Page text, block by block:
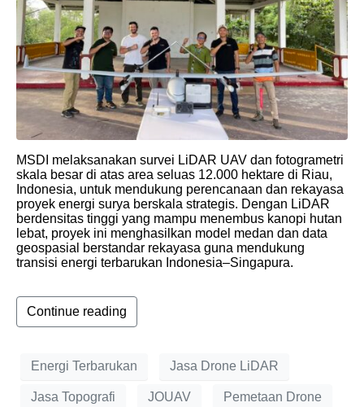
MSDI melaksanakan survei LiDAR UAV dan fotogrametri
skala besar di atas area seluas 12.000 hektare di Riau,
Indonesia, untuk mendukung perencanaan dan rekayasa
proyek energi surya berskala strategis. Dengan LiDAR
berdensitas tinggi yang mampu menembus kanopi hutan
lebat, proyek ini menghasilkan model medan dan data
geospasial berstandar rekayasa guna mendukung
transisi energi terbarukan Indonesia–Singapura.
Continue reading
Energi Terbarukan Jasa Drone LiDAR
Jasa Topografi JOUAV Pemetaan Drone